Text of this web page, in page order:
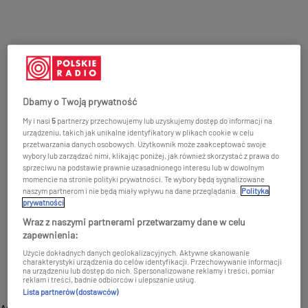
Dbamy o Twoją prywatność
My i nasi5 partnerzy przechowujemy lub uzyskujemy dostęp do informacji na
urządzeniu, takich jak unikalne identyfikatory w plikach cookie w celu
przetwarzania danych osobowych. Użytkownik może zaakceptować swoje
wybory lub zarządzać nimi, klikając poniżej, jak również skorzystać z prawa do
sprzeciwu na podstawie prawnie uzasadnionego interesu lub w dowolnym
momencie na stronie polityki prywatności. Te wybory będą sygnalizowane
naszym partnerom i nie będą miały wpływu na dane przeglądania.
Polityka
prywatności
Wraz z naszymi partnerami przetwarzamy dane w celu
zapewnienia:
Użycie dokładnych danych geolokalizacyjnych. Aktywne skanowanie
charakterystyki urządzenia do celów identyfikacji. Przechowywanie informacji
na urządzeniu lub dostęp do nich. Spersonalizowane reklamy i treści, pomiar
reklam i treści, badnie odbiorców i ulepszanie usług.
Lista partnerów (dostawców)